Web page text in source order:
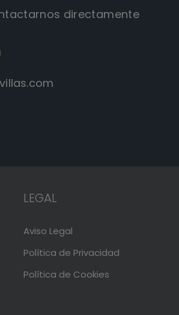
directamente
LEGAL
Aviso Legal
Política de Privacidad
Política de Cookies